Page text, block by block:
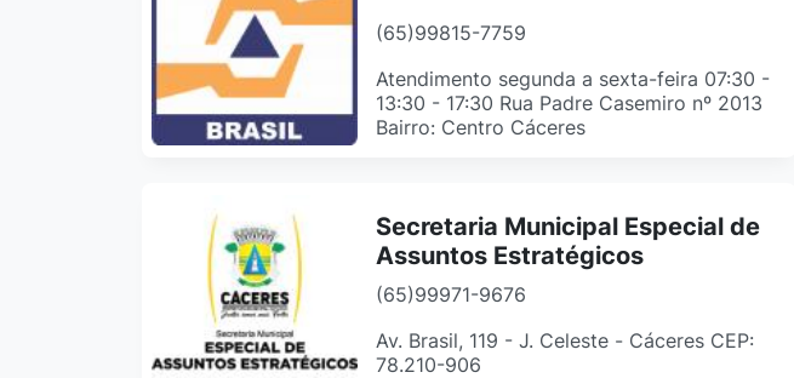
(65)99815-7759
Atendimento segunda a sexta-feira 07:30 -
13:30 - 17:30 Rua Padre Casemiro nº 2013
Bairro: Centro Cáceres
Secretaria Municipal Especial de
Assuntos Estratégicos
(65)99971-9676
Av. Brasil, 119 - J. Celeste - Cáceres CEP:
78.210-906